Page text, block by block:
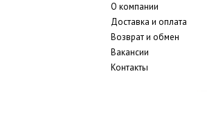
О компании
Доставка и оплата
Возврат и обмен
Вакансии
Контакты